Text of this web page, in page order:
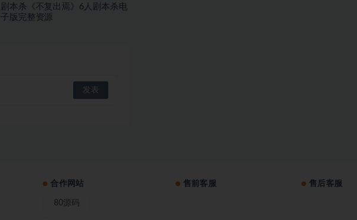
剧本杀《不复出焉》6人剧本杀电
子版完整资源
合作网站
80源码
售前客服 售后客服